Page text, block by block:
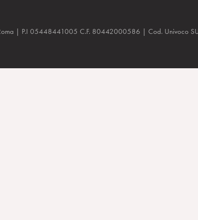
| P.I 05448441005 C.F. 80442000586 | Cod. Univoco